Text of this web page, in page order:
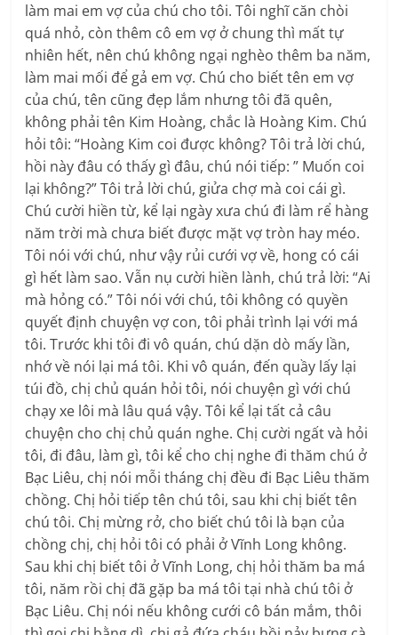
làm mai em vợ của chú cho tôi. Tôi nghĩ căn chòi
quá nhỏ, còn thêm cô em vợ ở chung thì mất tự
nhiên hết, nên chú không ngại nghèo thêm ba năm,
làm mai mối để gả em vợ. Chú cho biết tên em vợ
của chú, tên cũng đẹp lắm nhưng tôi đã quên,
không phải tên Kim Hoàng, chắc là Hoàng Kim. Chú
hỏi tôi: “Hoàng Kim coi được không? Tôi trả lời chú,
hồi này đâu có thấy gì đâu, chú nói tiếp: ” Muốn coi
lại không?” Tôi trả lời chú, giửa chợ mà coi cái gì.
Chú cười hiền từ, kể lại ngày xưa chú đi làm rể hàng
năm trời mà chưa biết được mặt vợ tròn hay méo.
Tôi nói với chú, như vậy rủi cưới vợ về, hong có cái
gì hết làm sao. Vẫn nụ cười hiền lành, chú trả lời: “Ai
mà hỏng có.” Tôi nói với chú, tôi không có quyền
quyết định chuyện vợ con, tôi phải trình lại với má
tôi. Trước khi tôi đi vô quán, chú dặn dò mấy lần,
nhớ về nói lại má tôi. Khi vô quán, đến quầy lấy lại
túi đồ, chị chủ quán hỏi tôi, nói chuyện gì với chú
chạy xe lôi mà lâu quá vậy. Tôi kể lại tất cả câu
chuyện cho chị chủ quán nghe. Chị cười ngất và hỏi
tôi, đi đâu, làm gì, tôi kể cho chị nghe đi thăm chú ở
Bạc Liêu, chị nói mỗi tháng chị đều đi Bạc Liêu thăm
chồng. Chị hỏi tiếp tên chú tôi, sau khi chị biết tên
chú tôi. Chị mừng rở, cho biết chú tôi là bạn của
chồng chị, chị hỏi tôi có phải ở Vĩnh Long không.
Sau khi chị biết tôi ở Vĩnh Long, chị hỏi thăm ba má
tôi, năm rồi chị đã gặp ba má tôi tại nhà chú tôi ở
Bạc Liêu. Chị nói nếu không cưới cô bán mắm, thôi